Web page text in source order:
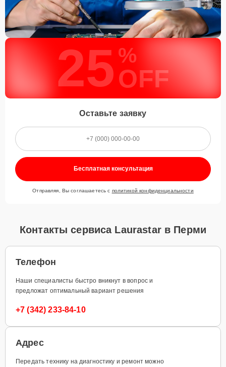
25 %
OFF
Оставьте заявку
Бесплатная консультация
Отправляя, Вы соглашаетесь с политикой конфиденциальности
Контакты сервиса Laurastar в Перми
Телефон
Наши специалисты быстро вникнут в вопрос и
предложат оптимальный вариант решения
+7 (342) 233-84-10
Адрес
Передать технику на диагностику и ремонт можно